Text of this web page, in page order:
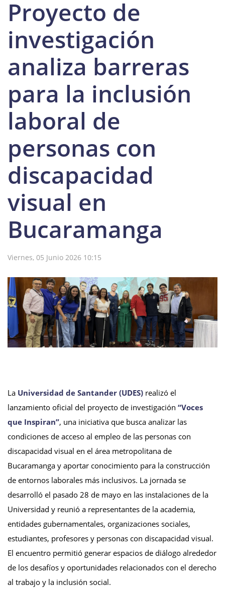
Proyecto de
investigación
analiza barreras
para la inclusión
laboral de
personas con
discapacidad
visual en
Bucaramanga
Viernes, 05 Junio 2026 10:15
La Universidad de Santander (UDES) realizó el
lanzamiento oficial del proyecto de investigación “Voces
que Inspiran”, una iniciativa que busca analizar las
condiciones de acceso al empleo de las personas con
discapacidad visual en el área metropolitana de
Bucaramanga y aportar conocimiento para la construcción
de entornos laborales más inclusivos. La jornada se
desarrolló el pasado 28 de mayo en las instalaciones de la
Universidad y reunió a representantes de la academia,
entidades gubernamentales, organizaciones sociales,
estudiantes, profesores y personas con discapacidad visual.
El encuentro permitió generar espacios de diálogo alrededor
de los desafíos y oportunidades relacionados con el derecho
al trabajo y la inclusión social.